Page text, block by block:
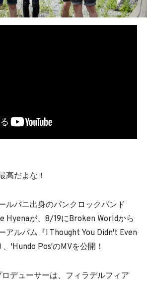
高だよな！
ルバニ出身のパンクロックバンド
Hyenaが、8/19にBroken Worldから
アルバム『I Thought You Didn't Even
'Hundo Pos'のMVを公開！
デューサーは、フィラデルフィア